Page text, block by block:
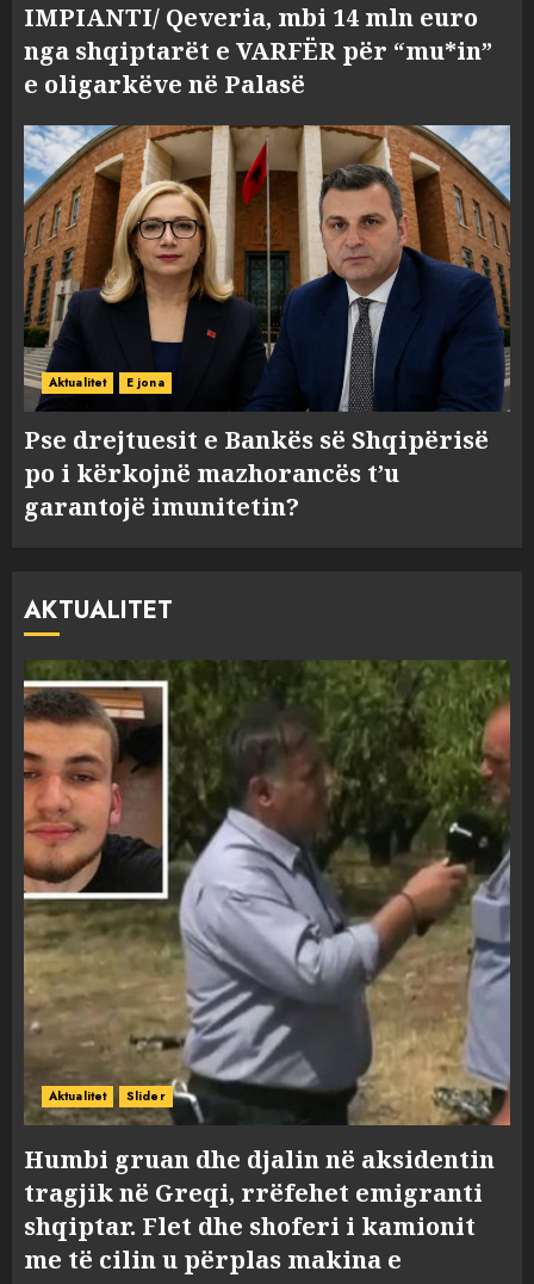
IMPIANTI/ Qeveria, mbi 14 mln euro
nga shqiptarët e VARFËR për “mu*in”
e oligarkëve në Palasë
Aktualitet E jona
Pse drejtuesit e Bankës së Shqipërisë
po i kërkojnë mazhorancës t’u
garantojë imunitetin?
AKTUALITET
Aktualitet Slider
Humbi gruan dhe djalin në aksidentin
tragjik në Greqi, rrëfehet emigranti
shqiptar. Flet dhe shoferi i kamionit
me të cilin u përplas makina e